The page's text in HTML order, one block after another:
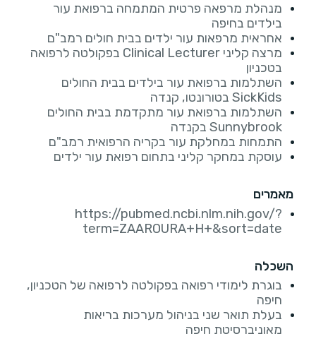
מנהלת מרפאה פרטית המתמחה ברפואת עור
בילדים בחיפה
אחראית מרפאות עור ילדים בבית חולים רמב"ם
מרצה קליני Clinical Lecturer בפקולטה לרפואה
בטכניון
השתלמות ברפואת עור בילדים בבית החולים
SickKids בטורונטו, קנדה
השתלמות ברפואת עור מתקדמת בבית החולים
Sunnybrook בקנדה
התמחות במחלקת עור בקריה הרפואית רמב"ם
עוסקת במחקר קליני בתחום רפואת עור ילדים
מאמרים
https://pubmed.ncbi.nlm.nih.gov/?
term=ZAAROURA+H+&sort=date
השכלה
בוגרת לימודי רפואה בפקולטה לרפואה של הטכניון,
חיפה
בעלת תואר שני בניהול מערכות בריאות
מאוניברסיטת חיפה